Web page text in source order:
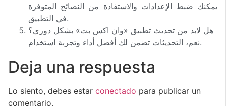
يمكنك ضبط الإعدادات والاستفادة من النصائح المتوفرة
في التطبيق.
هل لابد من تحديث تطبيق «وان اكس بت» بشكل دوري؟
نعم، التحديثات تضمن لك أفضل أداء وتجربة استخدام.
Deja una respuesta
Lo siento, debes estar conectado para publicar un
comentario.